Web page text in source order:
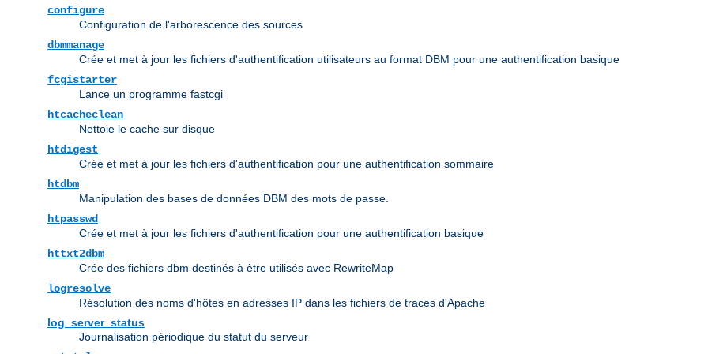
configure
Configuration de l'arborescence des sources
dbmmanage
Crée et met à jour les fichiers d'authentification utilisateurs au format DBM pour une authentification basique
fcgistarter
Lance un programme fastcgi
htcacheclean
Nettoie le cache sur disque
htdigest
Crée et met à jour les fichiers d'authentification pour une authentification sommaire
htdbm
Manipulation des bases de données DBM des mots de passe.
htpasswd
Crée et met à jour les fichiers d'authentification pour une authentification basique
httxt2dbm
Crée des fichiers dbm destinés à être utilisés avec RewriteMap
logresolve
Résolution des noms d'hôtes en adresses IP dans les fichiers de traces d'Apache
log_server_status
Journalisation périodique du statut du serveur